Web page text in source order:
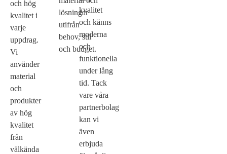
och hög
kvalitet i
varje
uppdrag.
Vi
använder
material
och
produkter
av hög
kvalitet
från
välkända
lösningar
utifrån
behov, stil
och budget.
kvalitet
och känns
moderna
och
funktionella
under lång
tid. Tack
vare våra
partnerbolag
kan vi
även
erbjuda